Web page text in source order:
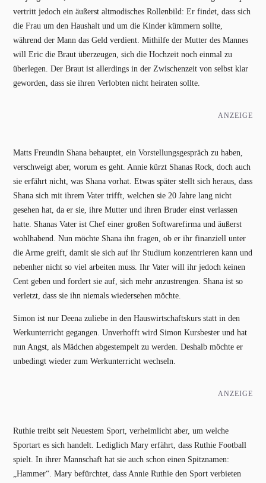
vertritt jedoch ein äußerst altmodisches Rollenbild: Er findet, dass sich
die Frau um den Haushalt und um die Kinder kümmern sollte,
während der Mann das Geld verdient. Mithilfe der Mutter des Mannes
will Eric die Braut überzeugen, sich die Hochzeit noch einmal zu
überlegen. Der Braut ist allerdings in der Zwischenzeit von selbst klar
geworden, dass sie ihren Verlobten nicht heiraten sollte.
ANZEIGE
Matts Freundin Shana behauptet, ein Vorstellungsgespräch zu haben,
verschweigt aber, worum es geht. Annie kürzt Shanas Rock, doch auch
sie erfährt nicht, was Shana vorhat. Etwas später stellt sich heraus, dass
Shana sich mit ihrem Vater trifft, welchen sie 20 Jahre lang nicht
gesehen hat, da er sie, ihre Mutter und ihren Bruder einst verlassen
hatte. Shanas Vater ist Chef einer großen Softwarefirma und äußerst
wohlhabend. Nun möchte Shana ihn fragen, ob er ihr finanziell unter
die Arme greift, damit sie sich auf ihr Studium konzentrieren kann und
nebenher nicht so viel arbeiten muss. Ihr Vater will ihr jedoch keinen
Cent geben und fordert sie auf, sich mehr anzustrengen. Shana ist so
verletzt, dass sie ihn niemals wiedersehen möchte.
Simon ist nur Deena zuliebe in den Hauswirtschaftskurs statt in den
Werkunterricht gegangen. Unverhofft wird Simon Kursbester und hat
nun Angst, als Mädchen abgestempelt zu werden. Deshalb möchte er
unbedingt wieder zum Werkunterricht wechseln.
ANZEIGE
Ruthie treibt seit Neuestem Sport, verheimlicht aber, um welche
Sportart es sich handelt. Lediglich Mary erfährt, dass Ruthie Football
spielt. In ihrer Mannschaft hat sie auch schon einen Spitznamen:
„Hammer“. Mary befürchtet, dass Annie Ruthie den Sport verbieten